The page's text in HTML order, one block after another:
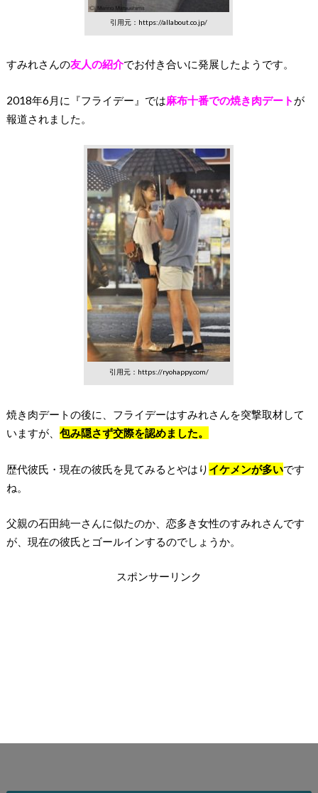
引用元：https://allabout.co.jp/
すみれさんの友人の紹介でお付き合いに発展したようです。
2018年6月に『フライデー』では麻布十番での焼き肉デート が
報道されました。
引用元：https://ryohappy.com/
焼き肉デートの後に、フライデーはすみれさんを突撃取材して
いますが、 包み隠さず交際を認めました。
歴代彼氏・現在の彼氏を見てみるとやはり イケメンが多いです
ね。
父親の石田純一さんに似たのか、恋多き女性のすみれさんです
が、現在の彼氏とゴールインするのでしょうか。
スポンサーリンク